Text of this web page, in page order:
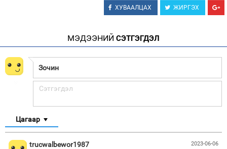
ХУВААЛЦАХ ЖИРГЭХ
МЭДЭЭНИЙ СЭТГЭГДЭЛ
Цагаар
2023-06-06
trucwalbewor1987